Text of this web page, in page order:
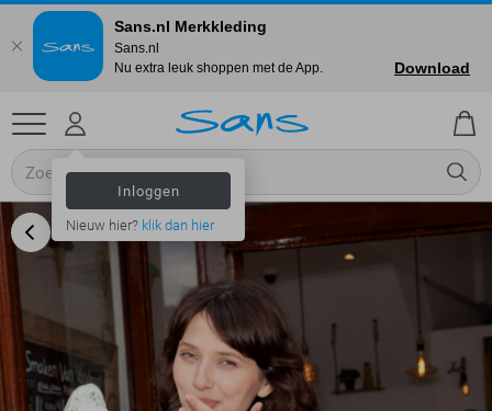
Inloggen
Nieuw hier? klik dan hier
Sans.nl Merkkleding
Sans.nl
Nu extra leuk shoppen met de App.
Download